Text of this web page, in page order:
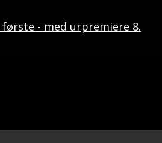
første - med urpremiere 8.